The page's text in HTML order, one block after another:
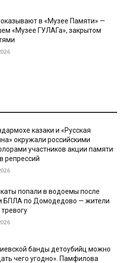
в «Музее Памяти» —
«Музее ГУЛАГа», закрытом
казаки и «Русская
окружали российскими
участников акции памяти
репрессий
попали в водоемы после
БПЛА по Домодедово — жители
банды детоубийц можно
чего угодно». Памфилова